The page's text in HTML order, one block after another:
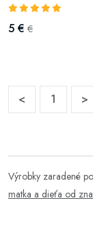
5 € €
< 1 >
Výrobky zaradené
matka a dieťa od